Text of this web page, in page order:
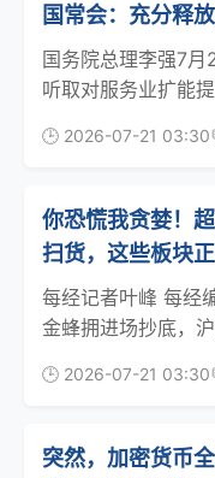
国常会：充分释
国务院总理李强7月
听取对服务业扩能
划建设督查情况汇
作，听
🕒 2026-07-21 03:30
你恐慌我贪婪！
扫货，这些板块
每经记者叶峰 每经
金蜂拥进场抄底，
通信相关ETF被资
🕒 2026-07-21 03:30
突然，加密货币